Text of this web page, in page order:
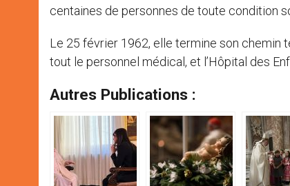
centaines de personnes de toute condition
Le 25 février 1962, elle termine son chemin
tout le personnel médical, et l’Hôpital des
Autres Publications :